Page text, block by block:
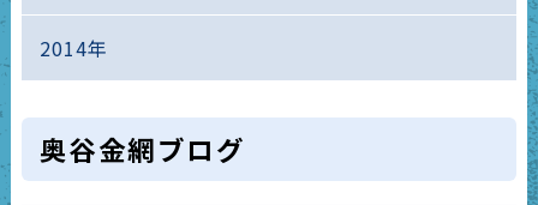
2014年
奥谷金網ブログ